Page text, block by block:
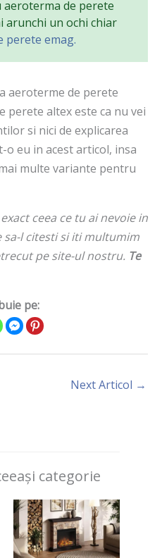
aeroterma de perete
arunchi un ochi chiar
perete emag.
aeroterme de perete
perete altex este ca nu vei
si nici de explicarea
eu in acest articol, insa
multe variante pentru
ceea ce tu ai nevoie in
sa-l citesti si iti multumim
pe site-ul nostru. Te
pe:
Next Articol →
categorie